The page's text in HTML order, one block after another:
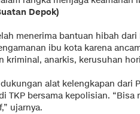
Depok)
menerima bantuan hibah
ibu kota karena
kriminal, anarkis, kerusuhan
alat kelengkapan dari
TKP bersama kepolisian.
ujarnya.